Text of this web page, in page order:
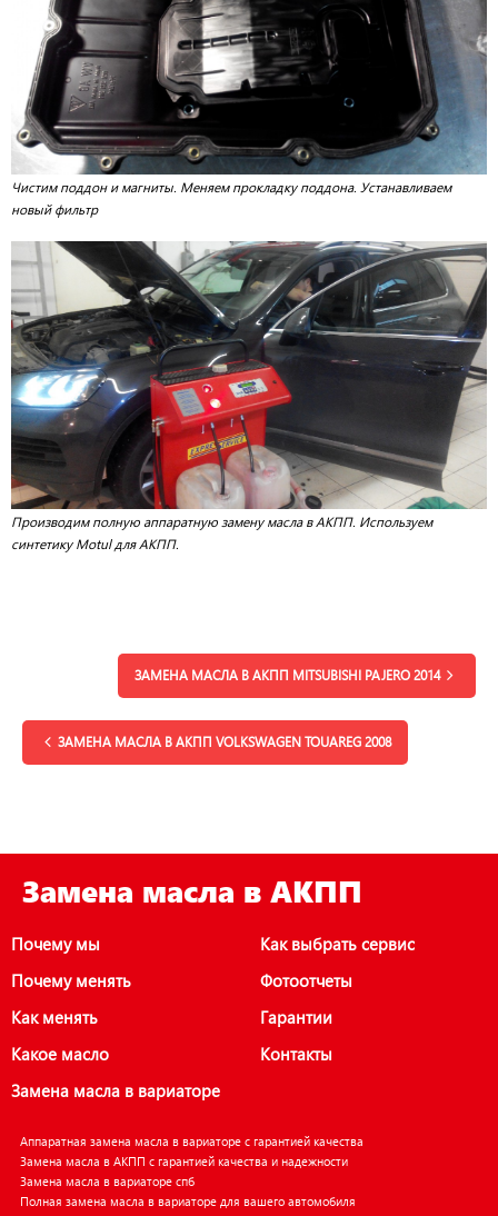
Чистим поддон и магниты. Меняем прокладку поддона. Устанавливаем
новый фильтр
Производим полную аппаратную замену масла в АКПП. Используем
синтетику Motul для АКПП.
ЗАМЕНА МАСЛА В АКПП MITSUBISHI PAJERO 2014
ЗАМЕНА МАСЛА В АКПП VOLKSWAGEN TOUAREG 2008
Замена масла в АКПП
Почему мы
Почему менять
Как менять
Какое масло
Замена масла в вариаторе
Как выбрать сервис
Фотоотчеты
Гарантии
Контакты
Аппаратная замена масла в вариаторе с гарантией качества
Замена масла в АКПП с гарантией качества и надежности
Замена масла в вариаторе спб
Полная замена масла в вариаторе для вашего автомобиля